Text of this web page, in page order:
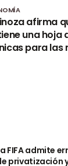
afirma
una hoja
para las
FIFA admite
privatización